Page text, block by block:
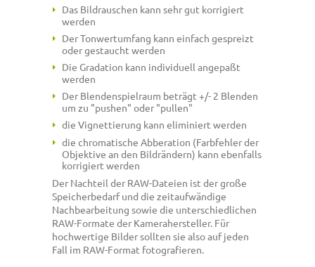
Das Bildrauschen kann sehr gut korrigiert
werden
Der Tonwertumfang kann einfach gespreizt
oder gestaucht werden
Die Gradation kann individuell angepaßt
werden
Der Blendenspielraum beträgt +/- 2 Blenden
um zu "pushen" oder "pullen"
die Vignettierung kann eliminiert werden
die chromatische Abberation (Farbfehler der
Objektive an den Bildrändern) kann ebenfalls
korrigiert werden
Der Nachteil der RAW-Dateien ist der große
Speicherbedarf und die zeitaufwändige
Nachbearbeitung sowie die unterschiedlichen
RAW-Formate der Kamerahersteller. Für
hochwertige Bilder sollten sie also auf jeden
Fall im RAW-Format fotografieren.